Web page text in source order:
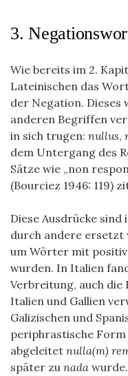
3.
Wie bereits im 2.
Lateinischen das
der Negation. Dieses
anderen Begriffen
in sich trugen: nullus,
dem Untergang des
Sätze wie „non
(Bourciez 1946: 119)
Diese Ausdrücke
durch andere ersetzt
um Wörter mit
wurden. In Italien
Verbreitung, auch die
Italien und Gallien
Galizischen und
periphrastische Form
abgeleitet nulla(m)
später zu nada